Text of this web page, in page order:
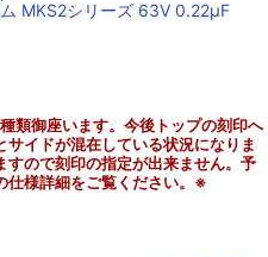
MKS2シリーズ 63V 0.22μF
類御座います。今後トップの刻印へ
イドが混在している状況になりま
ので刻印の指定が出来ません。予
仕様詳細をご覧ください。※